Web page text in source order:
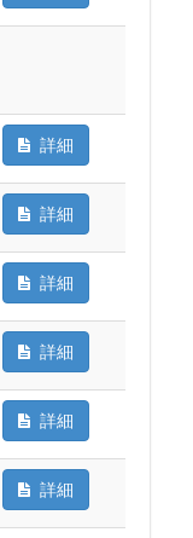
詳細
詳細
詳細
詳細
詳細
詳細